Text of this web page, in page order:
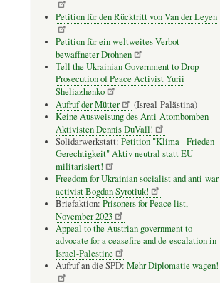
Petition für den Rücktritt von Van der Leyen
Petition für ein weltweites Verbot
bewaffneter Drohnen
Tell the Ukrainian Government to Drop
Prosecution of Peace Activist Yurii
Sheliazhenko
Aufruf der Mütter
(Isreal-Palästina)
Keine Ausweisung des Anti-Atombomben-
Aktivisten Dennis DuVall!
Solidarwerkstatt: Petition "Klima - Frieden -
Gerechtigkeit" Aktiv neutral statt EU-
militarisiert!
Freedom for Ukrainian socialist and anti-war
activist Bogdan Syrotiuk!
Briefaktion: Prisoners for Peace list,
November 2023
Appeal to the Austrian government to
advocate for a ceasefire and de-escalation in
Israel-Palestine
Aufruf an die SPD: Mehr Diplomatie wagen!